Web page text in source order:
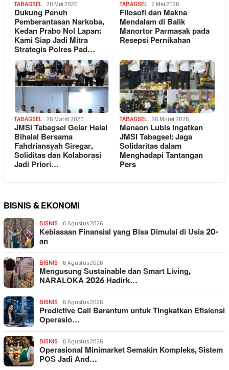
TABAGSEL 20 Mei 2026
Dukung Penuh
Pemberantasan Narkoba,
Kedan Prabo Nol Lapan:
Kami Siap Jadi Mitra
Strategis Polres Pad…
TABAGSEL 2 Mei 2026
Filosofi dan Makna
Mendalam di Balik
Manortor Parmasak pada
Resepsi Pernikahan
TABAGSEL 26 Maret 2026
JMSI Tabagsel Gelar Halal
Bihalal Bersama
Fahdriansyah Siregar,
Soliditas dan Kolaborasi
Jadi Priori…
TABAGSEL 26 Maret 2026
Manaon Lubis Ingatkan
JMSI Tabagsel: Jaga
Solidaritas dalam
Menghadapi Tantangan
Pers
BISNIS & EKONOMI
BISNIS 6 Agustus 2026
Kebiasaan Finansial yang Bisa Dimulai di Usia 20-
an
BISNIS 6 Agustus 2026
Mengusung Sustainable dan Smart Living,
NARALOKA 2026 Hadirk…
BISNIS 6 Agustus 2026
Predictive Call Barantum untuk Tingkatkan Efisiensi
Operasio…
BISNIS 6 Agustus 2026
Operasional Minimarket Semakin Kompleks, Sistem
POS Jadi And…